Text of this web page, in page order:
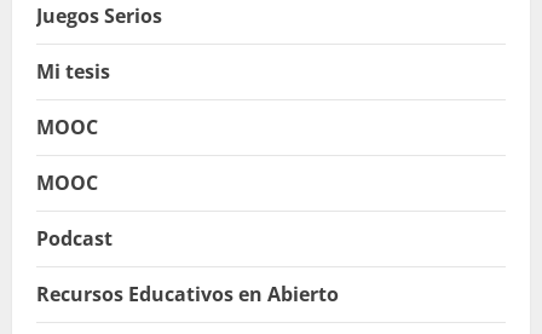
Juegos Serios
Mi tesis
MOOC
MOOC
Podcast
Recursos Educativos en Abierto